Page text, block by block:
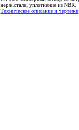
нерж.стали, уплотнение из NBR.
Tехническое описание и чертежи